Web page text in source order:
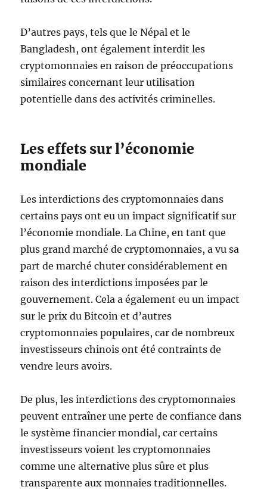
D’autres pays, tels que le Népal et le
Bangladesh, ont également interdit les
cryptomonnaies en raison de préoccupations
similaires concernant leur utilisation
potentielle dans des activités criminelles.
Les effets sur l’économie
mondiale
Les interdictions des cryptomonnaies dans
certains pays ont eu un impact significatif sur
l’économie mondiale. La Chine, en tant que
plus grand marché de cryptomonnaies, a vu sa
part de marché chuter considérablement en
raison des interdictions imposées par le
gouvernement. Cela a également eu un impact
sur le prix du Bitcoin et d’autres
cryptomonnaies populaires, car de nombreux
investisseurs chinois ont été contraints de
vendre leurs avoirs.
De plus, les interdictions des cryptomonnaies
peuvent entraîner une perte de confiance dans
le système financier mondial, car certains
investisseurs voient les cryptomonnaies
comme une alternative plus sûre et plus
transparente aux monnaies traditionnelles.